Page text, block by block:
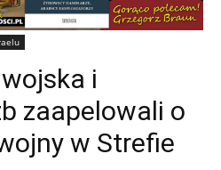
i
zaapelowali o
w Strefie